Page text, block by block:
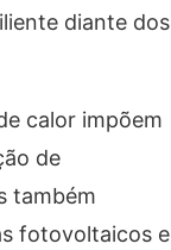
diante dos
calor impõem
de
também
fotovoltaicos e